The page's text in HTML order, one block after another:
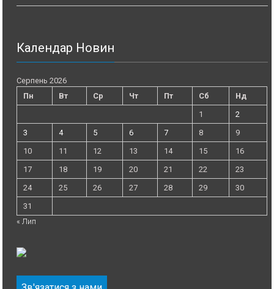
Календар Новин
Серпень 2026
Пн
Вт Ср Чт Пт Сб
Нд
1
2
3
4 5 6 7 8
9
10
11 12 13 14 15
16
17
18 19 20 21 22
23
24
25 26 27 28 29
30
31
« Лип